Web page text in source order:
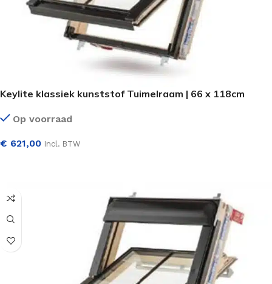
Keylite klassiek kunststof Tuimelraam | 66 x 118cm
Op voorraad
€ 621,00 Incl. BTW